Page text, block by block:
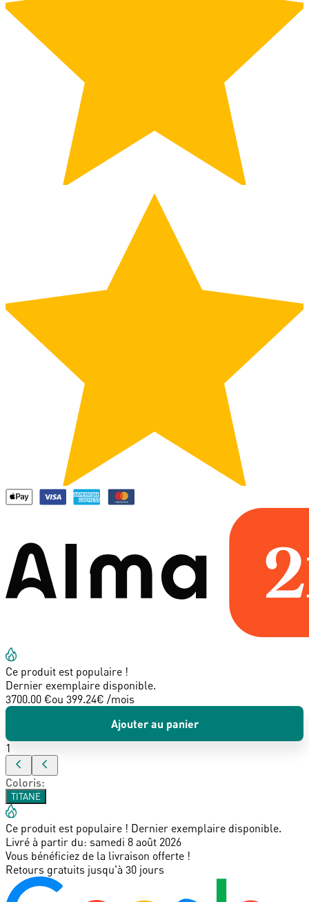
Ce produit est populaire !
Dernier exemplaire disponible.
3700.00 €ou 399.24€ /mois
Ajouter au panier
1
Coloris:
TITANE
Ce produit est populaire ! Dernier exemplaire disponible.
Livré à partir du: samedi 8 août 2026
Vous bénéficiez de la livraison offerte !
Retours gratuits jusqu'à 30 jours